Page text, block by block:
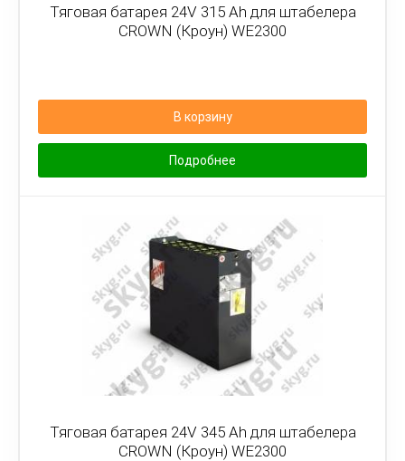
Тяговая батарея 24V 315 Ah для штабелера
CROWN (Кроун) WE2300
В корзину
Подробнее
Тяговая батарея 24V 345 Ah для штабелера
CROWN (Кроун) WE2300